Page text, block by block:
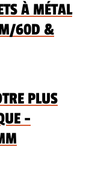
À MÉTAL
60D &
PLUS
-